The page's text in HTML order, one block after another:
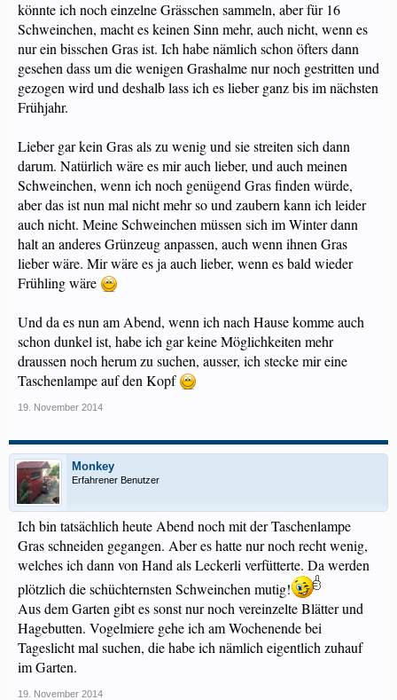
könnte ich noch einzelne Grässchen sammeln, aber für 16
Schweinchen, macht es keinen Sinn mehr, auch nicht, wenn es
nur ein bisschen Gras ist. Ich habe nämlich schon öfters dann
gesehen dass um die wenigen Grashalme nur noch gestritten und
gezogen wird und deshalb lass ich es lieber ganz bis im nächsten
Frühjahr.
Lieber gar kein Gras als zu wenig und sie streiten sich dann
darum. Natürlich wäre es mir auch lieber, und auch meinen
Schweinchen, wenn ich noch genügend Gras finden würde,
aber das ist nun mal nicht mehr so und zaubern kann ich leider
auch nicht. Meine Schweinchen müssen sich im Winter dann
halt an anderes Grünzeug anpassen, auch wenn ihnen Gras
lieber wäre. Mir wäre es ja auch lieber, wenn es bald wieder
Frühling wäre
Und da es nun am Abend, wenn ich nach Hause komme auch
schon dunkel ist, habe ich gar keine Möglichkeiten mehr
draussen noch herum zu suchen, ausser, ich stecke mir eine
Taschenlampe auf den Kopf
19. November 2014
Monkey
Erfahrener Benutzer
Ich bin tatsächlich heute Abend noch mit der Taschenlampe
Gras schneiden gegangen. Aber es hatte nur noch recht wenig,
welches ich dann von Hand als Leckerli verfütterte. Da werden
plötzlich die schüchternsten Schweinchen mutig!
Aus dem Garten gibt es sonst nur noch vereinzelte Blätter und
Hagebutten. Vogelmiere gehe ich am Wochenende bei
Tageslicht mal suchen, die habe ich nämlich eigentlich zuhauf
im Garten.
19. November 2014